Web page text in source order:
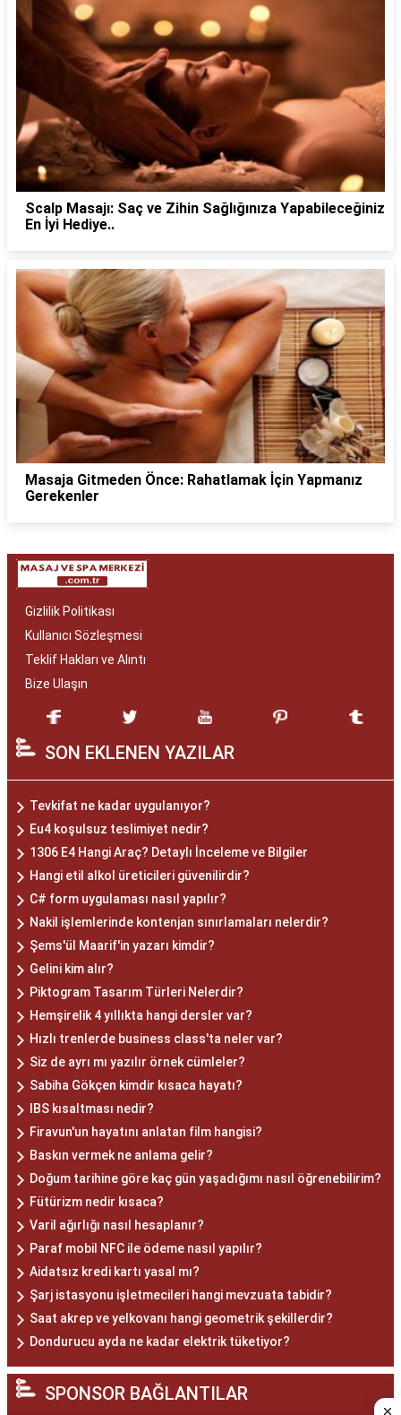
Scalp Masajı: Saç ve Zihin Sağlığınıza Yapabileceğiniz
En İyi Hediye..
Masaja Gitmeden Önce: Rahatlamak İçin Yapmanız
Gerekenler
Gizlilik Politikası
Kullanıcı Sözleşmesi
Teklif Hakları ve Alıntı
Bize Ulaşın
SON EKLENEN YAZILAR
Tevkifat ne kadar uygulanıyor?
Eu4 koşulsuz teslimiyet nedir?
1306 E4 Hangi Araç? Detaylı İnceleme ve Bilgiler
Hangi etil alkol üreticileri güvenilirdir?
C# form uygulaması nasıl yapılır?
Nakil işlemlerinde kontenjan sınırlamaları nelerdir?
Şems'ül Maarif'in yazarı kimdir?
Gelini kim alır?
Piktogram Tasarım Türleri Nelerdir?
Hemşirelik 4 yıllıkta hangi dersler var?
Hızlı trenlerde business class'ta neler var?
Siz de ayrı mı yazılır örnek cümleler?
Sabiha Gökçen kimdir kısaca hayatı?
IBS kısaltması nedir?
Firavun'un hayatını anlatan film hangisi?
Baskın vermek ne anlama gelir?
Doğum tarihine göre kaç gün yaşadığımı nasıl öğrenebilirim?
Fütürizm nedir kısaca?
Varil ağırlığı nasıl hesaplanır?
Paraf mobil NFC ile ödeme nasıl yapılır?
Aidatsız kredi kartı yasal mı?
Şarj istasyonu işletmecileri hangi mevzuata tabidir?
Saat akrep ve yelkovanı hangi geometrik şekillerdir?
Dondurucu ayda ne kadar elektrik tüketiyor?
SPONSOR BAĞLANTILAR